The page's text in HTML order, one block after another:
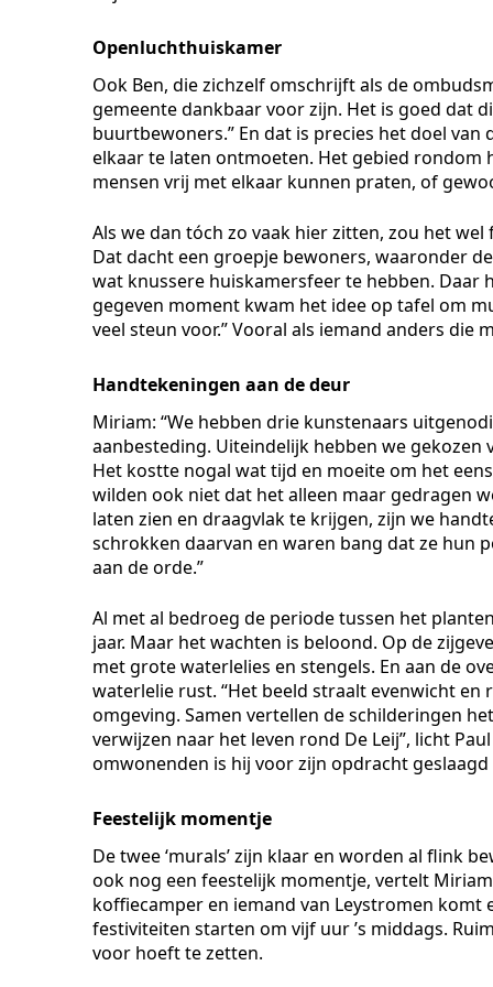
Openluchthuiskamer
Ook Ben, die zichzelf omschrijft als de
gemeente dankbaar voor zijn. Het is goed dat
buurtbewoners.” En dat is precies het doel
elkaar te laten ontmoeten. Het gebied
mensen vrij met elkaar kunnen praten, of
Als we dan tóch zo vaak hier zitten, zou het
Dat dacht een groepje bewoners, waaronder
wat knussere huiskamersfeer te hebben.
gegeven moment kwam het idee op tafel om
veel steun voor.” Vooral als iemand anders die
Handtekeningen aan de deur
Miriam: “We hebben drie kunstenaars
aanbesteding. Uiteindelijk hebben we gekozen
Het kostte nogal wat tijd en moeite om het
wilden ook niet dat het alleen maar gedragen
laten zien en draagvlak te krijgen, zijn we
schrokken daarvan en waren bang dat ze hun
aan de orde.”
Al met al bedroeg de periode tussen het
jaar. Maar het wachten is beloond. Op de
met grote waterlelies en stengels. En aan de
waterlelie rust. “Het beeld straalt evenwicht
omgeving. Samen vertellen de schilderingen
verwijzen naar het leven rond De Leij”, licht
omwonenden is hij voor zijn opdracht geslaagd
Feestelijk momentje
De twee ‘murals’ zijn klaar en worden al flink
ook nog een feestelijk momentje, vertelt
koffiecamper en iemand van Leystromen komt
festiviteiten starten om vijf uur ’s middags.
voor hoeft te zetten.